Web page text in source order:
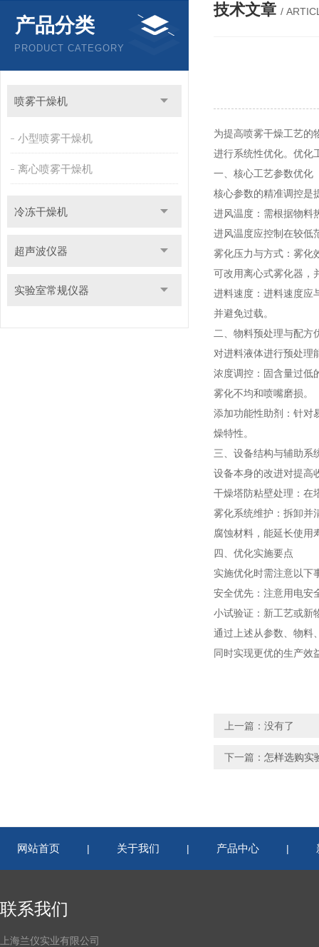
产品分类
PRODUCT CATEGORY
喷雾干燥机
小型喷雾干燥机
离心喷雾干燥机
冷冻干燥机
超声波仪器
实验室常规仪器
技术文章 /
为提高喷雾干燥工艺的
进行系统性优化。优化
一、核心工艺参数优化
核心参数的精准调控是
进风温度 ：需根据物
进风温度应控制在较低
雾化压力与方式 ：雾
可改用离心式雾化器，
进料速度 ：进料速度
并避免过载。
二、物料预处理与配方
对进料液体进行预处理
浓度调控 ：固含量过
雾化不均和喷嘴磨损。
添加功能性助剂 ：针
燥特性。
三、设备结构与辅助系
设备本身的改进对提高
干燥塔防粘壁处理 ：
雾化系统维护 ：拆卸
腐蚀材料，能延长使用
四、优化实施要点
实施优化时需注意以下
安全优先 ：注意用电
小试验证 ：新工艺或
通过上述从参数、物料
同时实现更优的生产效
上一篇：没有了
下一篇： 怎样选购实
网站首页 | 关于我们 | 产品中心 |
联系我们
上海兰仪实业有限公司